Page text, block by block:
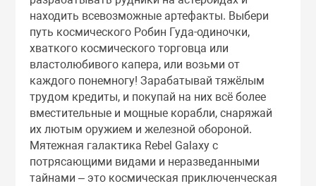
находить всевозможные артефакты. Выбери
путь космического Робин Гуда-одиночки,
хваткого космического торговца или
властолюбивого капера, или возьми от
каждого понемногу! Зарабатывай тяжёлым
трудом кредиты, и покупай на них всё более
вместительные и мощные корабли, снаряжай
их лютым оружием и железной обороной.
Мятежная галактика Rebel Galaxy с
потрясающими видами и неразведанными
тайнами – это космическая приключенческая